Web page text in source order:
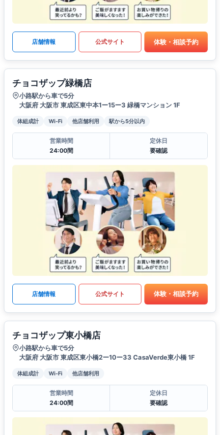
店舗情報 公式サイト 体験・相談予約
チョコザップ緑橋店
小路駅から車で5分
大阪府 大阪市 東成区東中本1ー15ー3 緑橋マンション 1F
体組成計 Wi-Fi 他店舗利用 駅から5分以内
営業時間
24:00間
定休日
要確認
店舗情報 公式サイト 体験・相談予約
チョコザップ東小橋店
小路駅から車で5分
大阪府 大阪市 東成区東小橋2ー10ー33 CasaVerde東小橋 1F
体組成計 Wi-Fi 他店舗利用
営業時間
24:00間
定休日
要確認